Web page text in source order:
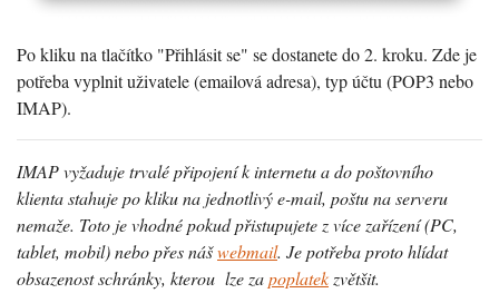
Po kliku na tlačítko "Přihlásit se" se dostanete do 2. kroku. Zde je
potřeba vyplnit uživatele (emailová adresa), typ účtu (POP3 nebo
IMAP).
IMAP vyžaduje trvalé připojení k internetu a do poštovního
klienta stahuje po kliku na jednotlivý e-mail, poštu na serveru
nemaže. Toto je vhodné pokud přistupujete z více zařízení (PC,
tablet, mobil) nebo přes nášwebmail. Je potřeba proto hlídat
obsazenost schránky, kterou lze zapoplatek zvětšit.